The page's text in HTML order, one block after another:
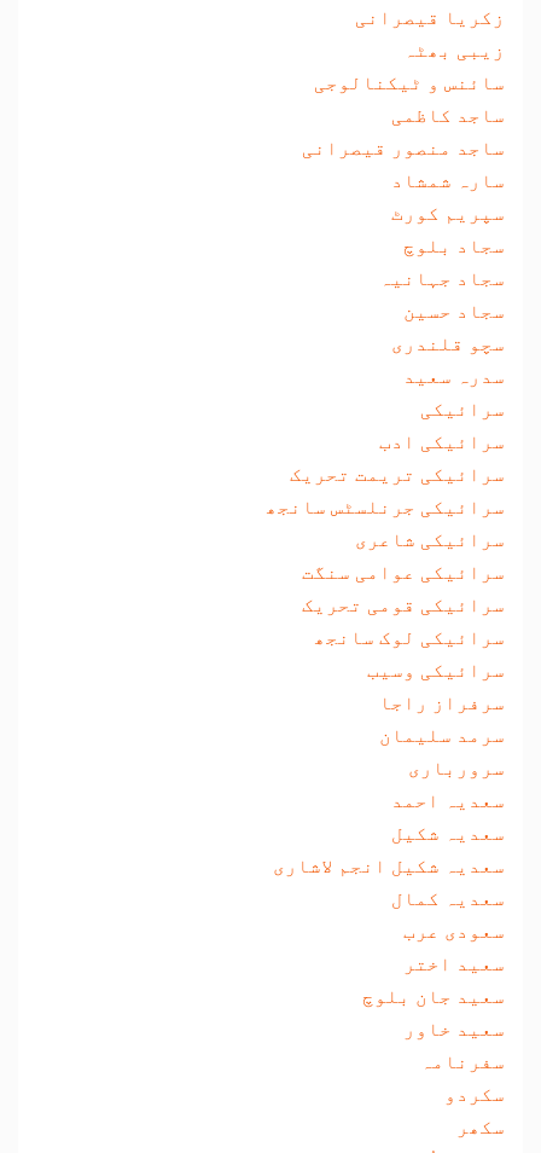
زکریا قیصرانی
زیبی بھٹہ
سائنس و ٹیکنالوجی
ساجد کاظمی
ساجد منصور قیصرانی
سارہ شمشاد
سپریم کورٹ
سجاد بلوچ
سجاد جہانیہ
سجاد حسین
سچو قلندری
سدرہ سعید
سرائیکی
سرائیکی ادب
سرائیکی تریمت تحریک
سرائیکی جرنلسٹس سانجھ
سرائیکی شاعری
سرائیکی عوامی سنگت
سرائیکی قومی تحریک
سرائیکی لوک سانجھ
سرائیکی وسیب
سرفراز راجا
سرمد سلیمان
سرورباری
سعدیہ احمد
سعدیہ شکیل
سعدیہ شکیل انجم لاشاری
سعدیہ کمال
سعودی عرب
سعید اختر
سعید جان بلوچ
سعید خاور
سفرنامہ
سکردو
سکھر